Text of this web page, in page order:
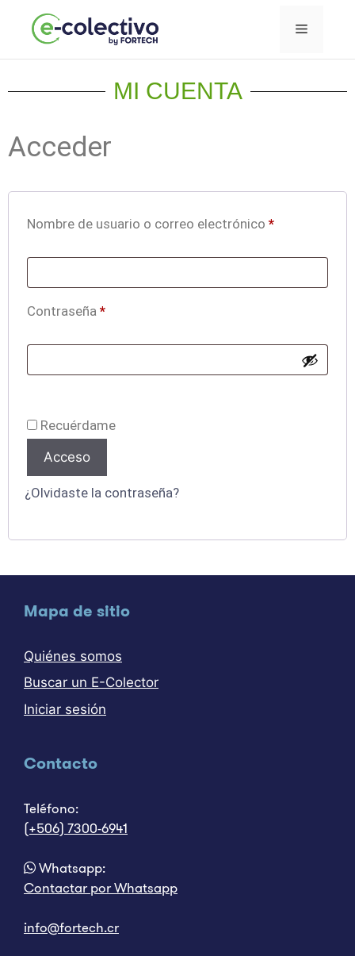
MI CUENTA
Acceder
Nombre de usuario o correo electrónico *
Contraseña *
Recuérdame
Acceso
¿Olvidaste la contraseña?
Mapa de sitio
Quiénes somos
Buscar un E-Colector
Iniciar sesión
Contacto
Teléfono:
(+506) 7300-6941
Whatsapp:
Contactar por Whatsapp
info@fortech.cr